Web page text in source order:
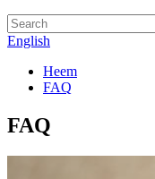
English
Heem
FAQ
FAQ